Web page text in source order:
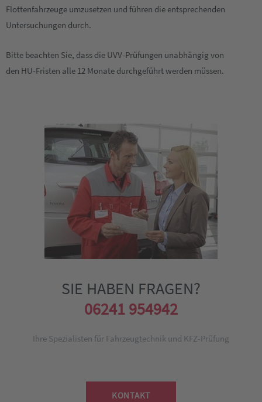
Flottenfahrzeuge umzusetzen und führen die entsprechenden
Untersuchungen durch.
Bitte beachten Sie, dass die UVV-Prüfungen unabhängig von
den HU-Fristen alle 12 Monate durchgeführt werden müssen.
SIE HABEN FRAGEN?
06241 954942
Ihre Spezialisten für Fahrzeugtechnik und KFZ-Prüfung
KONTAKT